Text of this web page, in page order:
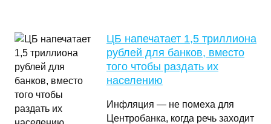
ЦБ напечатает 1,5 триллиона
рублей для банков, вместо
того чтобы раздать их
населению
Инфляция — не помеха для
Центробанка, когда речь заходит